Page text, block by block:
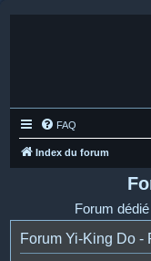
FAQ
Index du forum
Forum
Forum Yi-King Do